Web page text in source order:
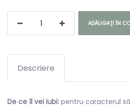
ADĂUGAŢI ÎN
Descriere
De ce îl vei iubi: pentru caracterul